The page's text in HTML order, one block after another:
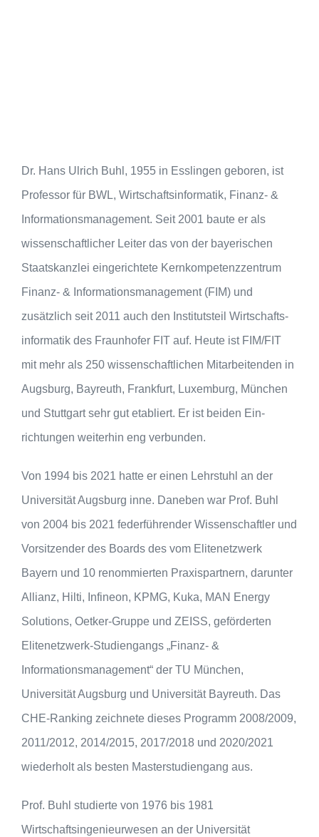
Dr. Hans Ulrich Buhl, 1955 in Esslingen geboren, ist
Professor für BWL, Wirtschafts­informatik, Finanz- &
Informationsmanagement. Seit 2001 baute er als
wissenschaftlicher Leiter das von der bayerischen
Staatskanzlei eingerichtete Kernkompetenzzentrum
Finanz- & Informations­management (FIM) und
zusätzlich seit 2011 auch den Institutsteil Wirtschafts­
informatik des Fraunhofer FIT auf. Heute ist FIM/FIT
mit mehr als 250 wissenschaftlichen Mit­­arbeiten­­den in
Augsburg, Bayreuth, Frankfurt, Luxem­burg, München
und Stuttgart sehr gut etabliert. Er ist beiden Ein­
richtungen weiterhin eng verbunden.
Von 1994 bis 2021 hatte er einen Lehrstuhl an der
Universität Augsburg inne. Daneben war Prof. Buhl
von 2004 bis 2021 federführender Wissenschaftler und
Vorsitzender des Boards des vom Elitenetzwerk
Bayern und 10 renommierten Praxispartnern, darunter
Allianz, Hilti, Infine­on, KPMG, Kuka, MAN Energy
Solutions, Oetker-Gruppe und ZEISS, geförderten
Elite­netz­werk-Studiengangs „Finanz- &
Informationsmanagement“ der TU München,
Universität Augs­burg und Universität Bayreuth. Das
CHE-Ranking zeichnete dieses Programm 2008/2009,
2011/2012, 2014/2015, 2017/2018 und 2020/2021
wiederholt als besten Master­studiengang aus.
Prof. Buhl studierte von 1976 bis 1981
Wirtschaftsingenieurwesen an der Universität